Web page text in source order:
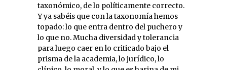
taxonómico, de lo políticamente correcto.
Y ya sabéis que con la taxonomía hemos
topado: lo que entra dentro del puchero y
lo que no. Mucha diversidad y tolerancia
para luego caer en lo criticado bajo el
prisma de la academia, lo jurídico, lo